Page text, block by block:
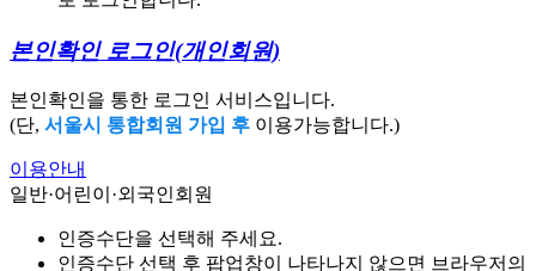
본인확인 로그인(개인회원)
본인확인을 통한 로그인 서비스입니다.
(단, 서울시 통합회원 가입 후 이용가능합니다.)
이용안내
일반·어린이·외국인회원
인증수단을 선택해 주세요.
인증수단 선택 후 팝업창이 나타나지 않으면 브라우저의